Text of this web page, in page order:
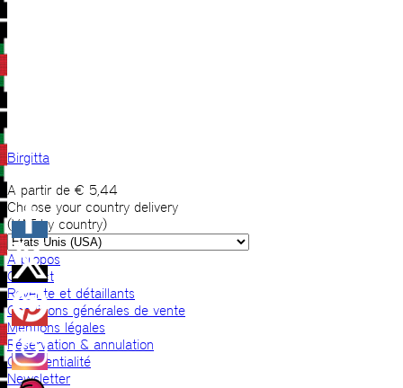
Birgitta
A partir de € 5,44
Choose your country delivery
(VAT by country)
A propos
Contact
Revente et détaillants
Conditions générales de vente
Mentions légales
Réservation & annulation
Confidentialité
Newsletter